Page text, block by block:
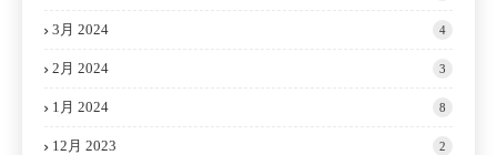
3月 2024 4
2月 2024 3
1月 2024 8
12月 2023 2